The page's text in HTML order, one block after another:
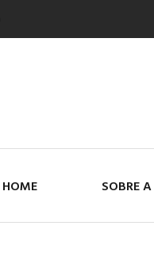
HOME SOBRE